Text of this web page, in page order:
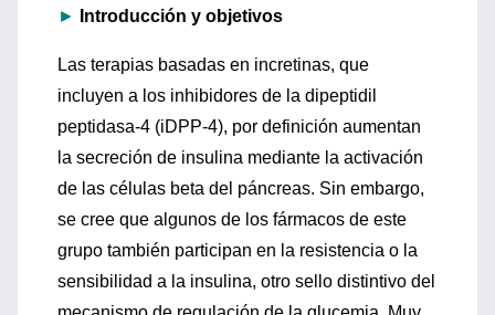
► Introducción y objetivos
Las terapias basadas en incretinas, que
incluyen a los inhibidores de la dipeptidil
peptidasa-4 (iDPP-4), por definición aumentan
la secreción de insulina mediante la activación
de las células beta del páncreas. Sin embargo,
se cree que algunos de los fármacos de este
grupo también participan en la resistencia o la
sensibilidad a la insulina, otro sello distintivo del